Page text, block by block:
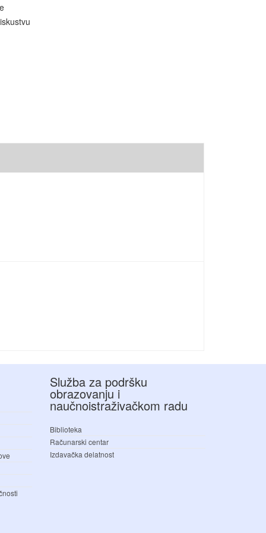
Služba za podršku
obrazovanju i
naučnoistraživačkom radu
Biblioteka
Računarski centar
Izdavačka delatnost